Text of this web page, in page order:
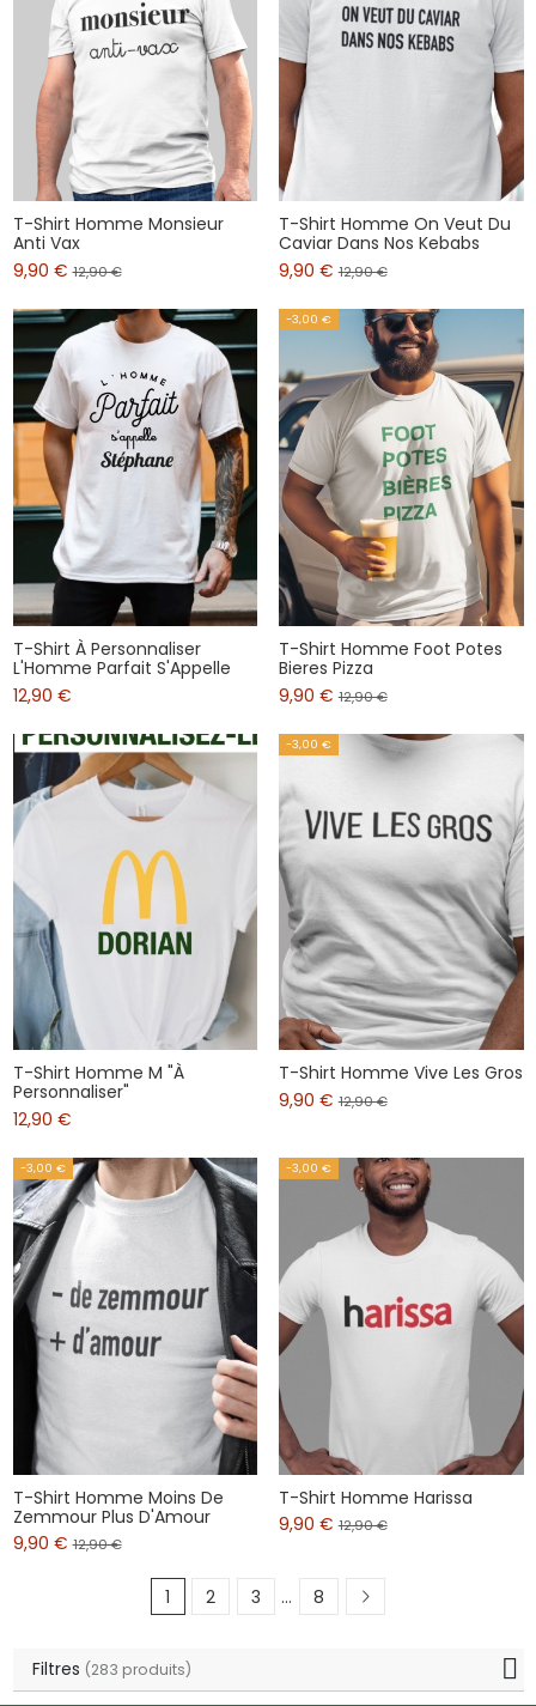
T-Shirt Homme Monsieur
Anti Vax
9,90 €12,90 €
T-Shirt Homme On Veut Du
Caviar Dans Nos Kebabs
9,90 €12,90 €
T-Shirt À Personnaliser
L'Homme Parfait S'Appelle
12,90 €
-3,00 €
T-Shirt Homme Foot Potes
Bieres Pizza
9,90 €12,90 €
T-Shirt Homme M "À
Personnaliser"
12,90 €
-3,00 €
T-Shirt Homme Vive Les Gros
9,90 €12,90 €
-3,00 €
T-Shirt Homme Moins De
Zemmour Plus D'Amour
9,90 €12,90 €
-3,00 €
T-Shirt Homme Harissa
9,90 €12,90 €
1 2 3 … 8
Filtres (283 produits)